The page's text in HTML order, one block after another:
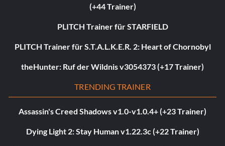
(+44 Trainer)
PLITCH Trainer für STARFIELD
PLITCH Trainer für S.T.A.L.K.E.R. 2: Heart of Chornobyl
theHunter: Ruf der Wildnis v3054373 (+17 Trainer)
TRENDING TRAINER
Assassin's Creed Shadows v1.0-v1.0.4+ (+23 Trainer)
Dying Light 2: Stay Human v1.22.3c (+22 Trainer)